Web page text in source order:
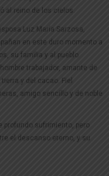
al reino de los cielos.
Luz María Sarzosa,
en este duro momento a
su familia y al pueblo
trabajador, amante de
y del cacao. Fiel
amigo sencillo y de noble
profundo sufrimiento, pero
el descanso eterno, y su